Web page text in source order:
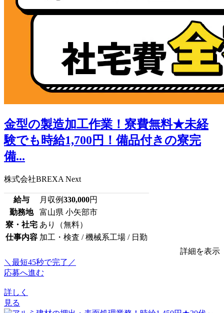
金型の製造加工作業！寮費無料★未経
験でも時給1,700円！備品付きの寮完
備...
株式会社BREXA Next
給与 月収例330,000円
勤務地
富山県 小矢部市
寮・社宅 あり（無料）
仕事内容 加工・検査 / 機械系工場 / 日勤
詳細を表示
＼最短45秒で完了／
応募へ進む
詳しく
見る